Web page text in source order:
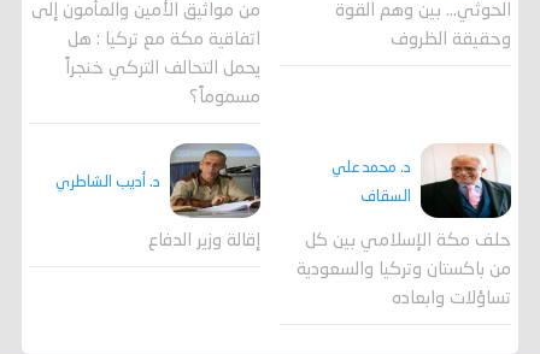
الحوثي... بين وهم القوة
وحقيقة الظروف
من مواثيق الأمين والمأمون إلى
اتفاقية مكة مع تركيا : هل
يحمل التحالف التركي خنجراً
مسموماً؟
د. محمد علي
السقاف
حلف مكة الإسلامي بين كل
من باكستان وتركيا والسعودية
تساؤلات وابعاده
د. أديب الشاطري
إقالة وزير الدفاع